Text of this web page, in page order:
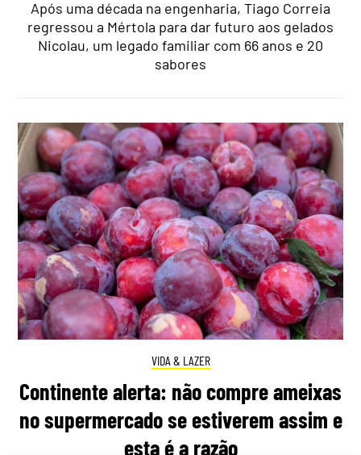
Após uma década na engenharia, Tiago Correia
regressou a Mértola para dar futuro aos gelados
Nicolau, um legado familiar com 66 anos e 20
sabores
VIDA & LAZER
Continente alerta: não compre ameixas
no supermercado se estiverem assim e
esta é a razão